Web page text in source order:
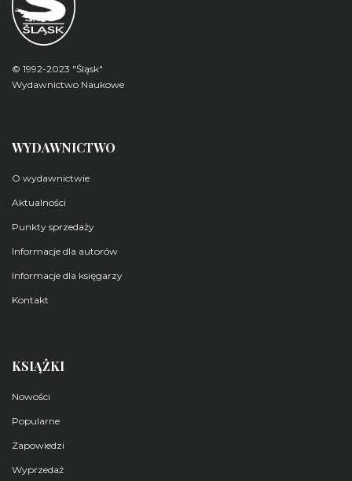
© 1992-2023 "Śląsk"
Wydawnictwo Naukowe
WYDAWNICTWO
O wydawnictwie
Aktualności
Punkty sprzedaży
Informacje dla autorów
Informacje dla księgarzy
Kontakt
KSIĄŻKI
Nowości
Popularne
Zapowiedzi
Wyprzedaż